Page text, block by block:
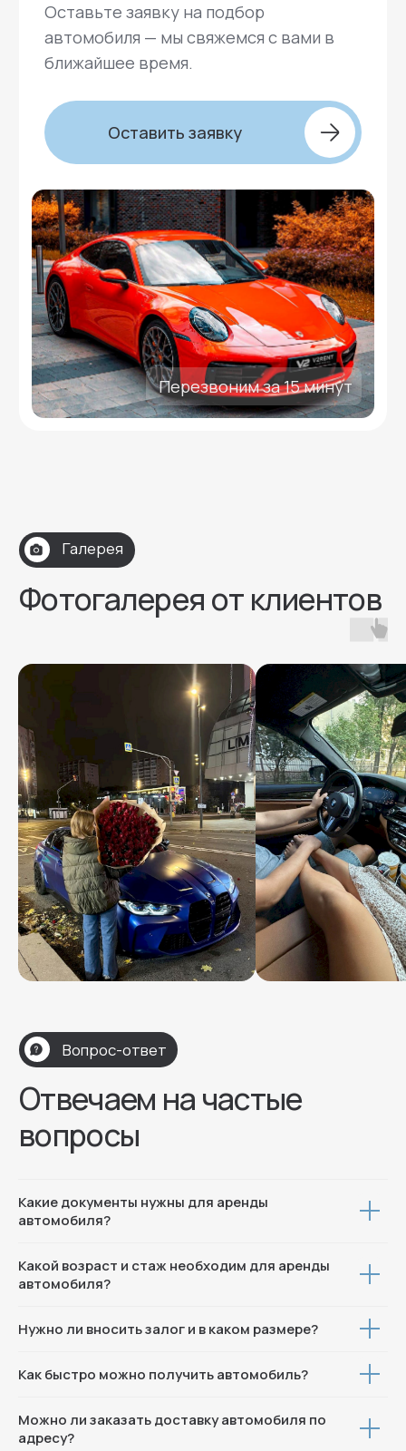
Какие документы нужны для аренды
автомобиля?
Какой возраст и стаж необходим для аренды
автомобиля?
Нужно ли вносить залог и в каком размере?
Как быстро можно получить автомобиль?
Можно ли заказать доставку автомобиля по
адресу?
Акции
Контакты
О компании
Автопарк
Москва, ул. Пресненская наб 8 с1
V2Rent
Аренда автомобилей в Москве и по России
Меню
Контакты
+7 (996) 704-78-01